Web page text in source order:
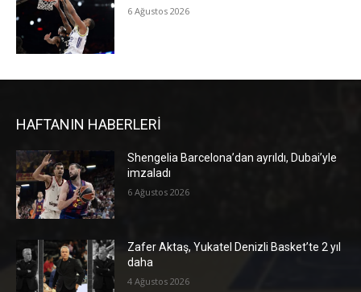
6 Ağustos 2026
HAFTANIN HABERLERİ
Shengelia Barcelona’dan ayrıldı, Dubai’yle
imzaladı
6 Ağustos 2026
Zafer Aktaş, Yukatel Denizli Basket’te 2 yıl
daha
4 Ağustos 2026